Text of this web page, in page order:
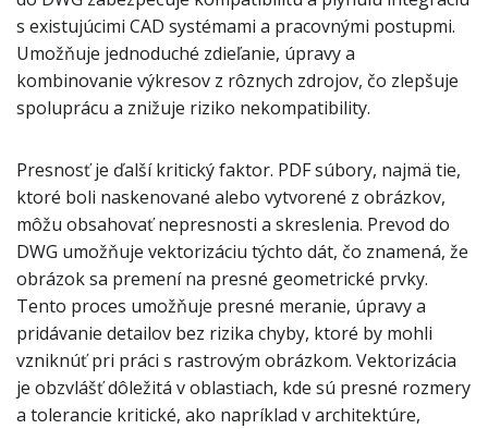
s existujúcimi CAD systémami a pracovnými postupmi.
Umožňuje jednoduché zdieľanie, úpravy a
kombinovanie výkresov z rôznych zdrojov, čo zlepšuje
spoluprácu a znižuje riziko nekompatibility.
Presnosť je ďalší kritický faktor. PDF súbory, najmä tie,
ktoré boli naskenované alebo vytvorené z obrázkov,
môžu obsahovať nepresnosti a skreslenia. Prevod do
DWG umožňuje vektorizáciu týchto dát, čo znamená, že
obrázok sa premení na presné geometrické prvky.
Tento proces umožňuje presné meranie, úpravy a
pridávanie detailov bez rizika chyby, ktoré by mohli
vzniknúť pri práci s rastrovým obrázkom. Vektorizácia
je obzvlášť dôležitá v oblastiach, kde sú presné rozmery
a tolerancie kritické, ako napríklad v architektúre,